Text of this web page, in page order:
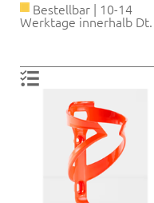
Bestellbar | 10-14
Werktage innerhalb Dt.